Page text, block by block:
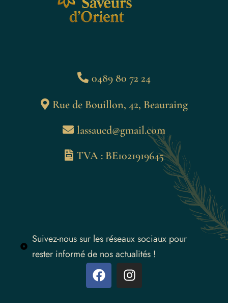
0489 80 72 24
Rue de Bouillon, 42, Beauraing
lassaued@gmail.com
TVA : BE1021919645
Suivez-nous sur les réseaux sociaux pour
rester informé de nos actualités !